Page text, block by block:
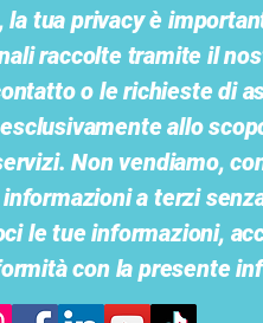
tua privacy è
raccolte tramite il
o le richieste di
allo
Non vendiamo,
a terzi senza
le tue informazioni,
con la presente